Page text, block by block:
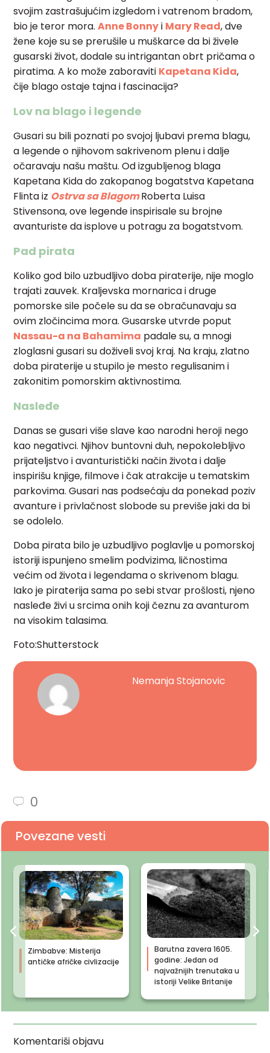
svojim zastrašujućim izgledom i vatrenom bradom,
bio je teror mora.Anne Bonnyi Mary Read, dve
žene koje su se prerušile u muškarce da bi živele
gusarski život, dodale su intrigantan obrt pričama o
piratima. A ko može zaboraviti Kapetana Kida,
čije blago ostaje tajna i fascinacija?
Lov na blago i legende
Gusari su bili poznati po svojoj ljubavi prema blagu,
a legende o njihovom sakrivenom plenu i dalje
očaravaju našu maštu. Od izgubljenog blaga
Kapetana Kida do zakopanog bogatstva Kapetana
Flinta iz Ostrva sa BlagomRoberta Luisa
Stivensona, ove legende inspirisale su brojne
avanturiste da isplove u potragu za bogatstvom.
Pad pirata
Koliko god bilo uzbudljivo doba piraterije, nije moglo
trajati zauvek. Kraljevska mornarica i druge
pomorske sile počele su da se obračunavaju sa
ovim zločincima mora. Gusarske utvrde poput
Nassau-a na Bahamima padale su, a mnogi
zloglasni gusari su doživeli svoj kraj. Na kraju, zlatno
doba piraterije u stupilo je mesto regulisanim i
zakonitim pomorskim aktivnostima.
Nasleđe
Danas se gusari više slave kao narodni heroji nego
kao negativci. Njihov buntovni duh, nepokolebljivo
prijateljstvo i avanturistički način života i dalje
inspirišu knjige, filmove i čak atrakcije u tematskim
parkovima. Gusari nas podsećaju da ponekad poziv
avanture i privlačnost slobode su previše jaki da bi
se odolelo.
Doba pirata bilo je uzbudljivo poglavlje u pomorskoj
istoriji ispunjeno smelim podvizima, ličnostima
većim od života i legendama o skrivenom blagu.
Iako je piraterija sama po sebi stvar prošlosti, njeno
nasleđe živi u srcima onih koji čeznu za avanturom
na visokim talasima.
Foto:Shutterstock
Nemanja Stojanovic
0
Povezane vesti
Zimbabve: Misterija
antičke afričke civlizacije
Barutna zavera 1605.
godine: Jedan od
najvažnijih trenutaka u
istoriji Velike Britanije
Komentariši objavu